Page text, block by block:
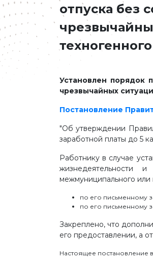
отпуска без
Установлен порядок
чрезвычайных
Постановление
"Об утверждении
заработной платы до 5
Работнику в случае
жизнедеятельности
межмуниципального или
по его письменному
по его письменному
Закреплено, что
его предоставлении, а
Настоящее постановление